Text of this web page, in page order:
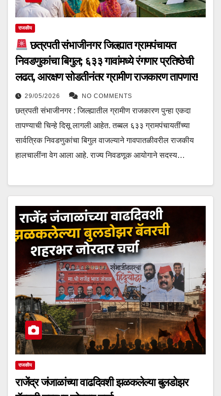
राजकीय
छत्रपती संभाजीनगर जिल्ह्यात ग्रामपंचायत
निवडणुकांचा बिगुल; ६३३ गावांमध्ये रंगणार प्रतिष्ठेची
लढत, आरक्षण सोडतीनंतर ग्रामीण राजकारण तापणार!
29/05/2026 NO COMMENTS
छत्रपती संभाजीनगर : जिल्ह्यातील ग्रामीण राजकारण पुन्हा एकदा
तापण्याची चिन्हे दिसू लागली आहेत. तब्बल ६३३ ग्रामपंचायतींच्या
सार्वत्रिक निवडणुकांचा बिगुल वाजल्याने गावपातळीवरील राजकीय
हालचालींना वेग आला आहे. राज्य निवडणूक आयोगाने सदस्य…
राजकीय
राजेंद्र जंजाळांच्या वाढदिवशी झळकलेल्या बुलडोझर